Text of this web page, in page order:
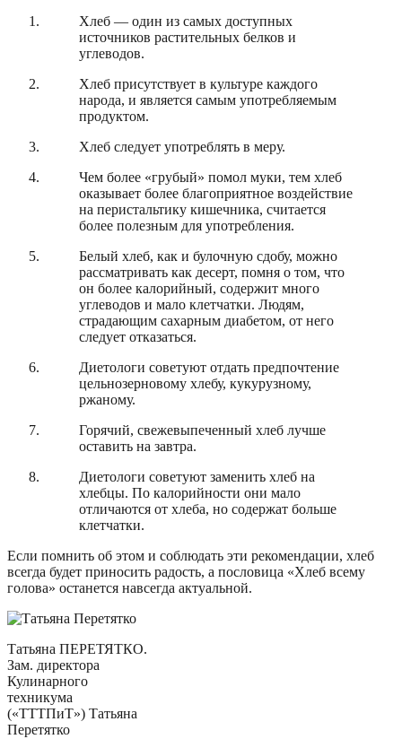
Хлеб — один из самых доступных
источников растительных белков и
углеводов.
Хлеб присутствует в культуре каждого
народа, и является самым употребляемым
продуктом.
Хлеб следует употреблять в меру.
Чем более «грубый» помол муки, тем хлеб
оказывает более благоприятное воздействие
на перистальтику кишечника, считается
более полезным для употребления.
Белый хлеб, как и булочную сдобу, можно
рассматривать как десерт, помня о том, что
он более калорийный, содержит много
углеводов и мало клетчатки. Людям,
страдающим сахарным диабетом, от него
следует отказаться.
Диетологи советуют отдать предпочтение
цельнозерновому хлебу, кукурузному,
ржаному.
Горячий, свежевыпеченный хлеб лучше
оставить на завтра.
Диетологи советуют заменить хлеб на
хлебцы. По калорийности они мало
отличаются от хлеба, но содержат больше
клетчатки.
Если помнить об этом и соблюдать эти рекомендации, хлеб
всегда будет приносить радость, а пословица «Хлеб всему
голова» останется навсегда актуальной.
Татьяна ПЕРЕТЯТКО.
Зам. директора
Кулинарного
техникума
(«ТТТПиТ») Татьяна
Перетятко